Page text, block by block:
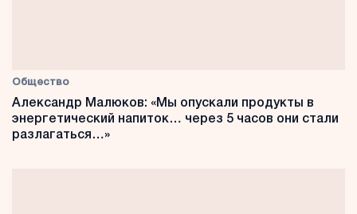
Общество
Александр Малюков: «Мы опускали продукты в
энергетический напиток… через 5 часов они стали
разлагаться…»